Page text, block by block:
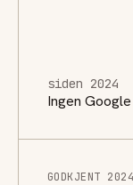
siden 2024
Ingen
GODKJENT 2024